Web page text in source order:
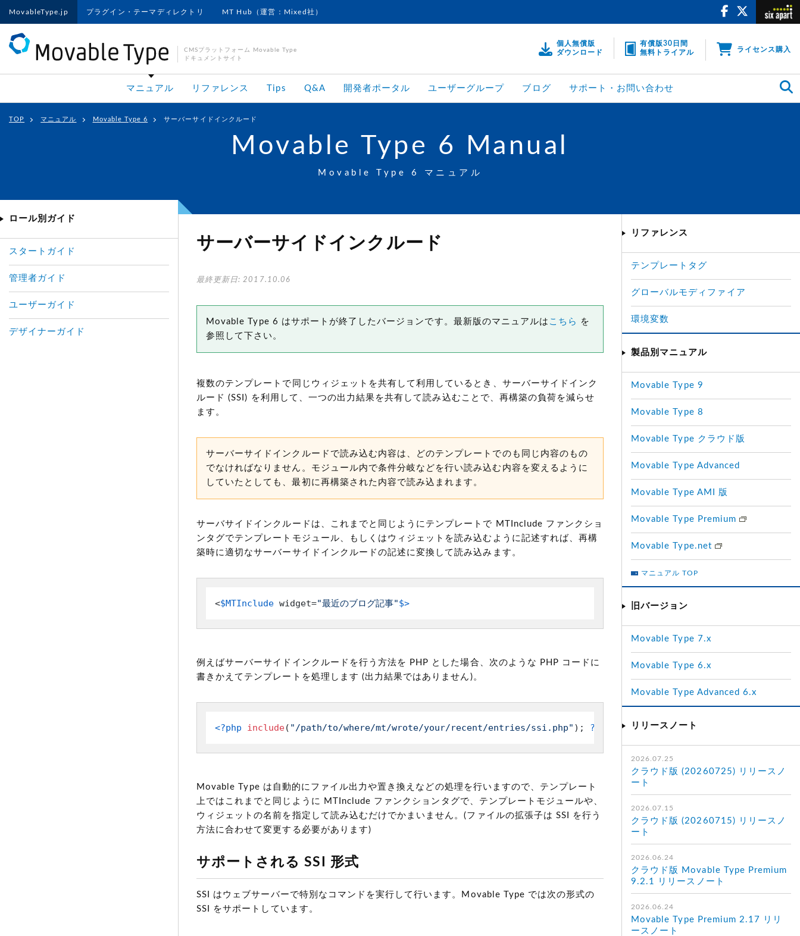
MovableType.jp プラグイン・テーマディレクトリ MT Hub（運営：Mixed社）
CMSプラットフォーム Movable Type
ドキュメントサイト
個人無償版
ダウンロード
有償版30日間
無料トライアル
ライセンス購入
マニュアル リファレンス Tips Q&A 開発者ポータル ユーザーグループ ブログ サポート・お問い合わせ
TOP マニュアル Movable Type 6 サーバーサイドインクルード
Movable Type 6 Manual
Movable Type 6 マニュアル
サーバーサイドインクルード
最終更新日: 2017.10.06
Movable Type 6 はサポートが終了したバージョンです。最新版のマニュアルは こちら
を
参照して下さい。
複数のテンプレートで同じウィジェットを共有して利用しているとき、サーバーサイドインク
ルード(SSI) を利用して、一つの出力結果を共有して読み込むことで、再構築の負荷を減らせ
ます。
サーバーサイドインクルードで読み込む内容は、どのテンプレートでのも同じ内容のもの
でなければなりません。モジュール内で条件分岐などを行い読み込む内容を変えるように
していたとしても、最初に再構築された内容で読み込まれます。
サーバサイドインクルードは、これまでと同じようにテンプレートで MTInclude ファンクショ
ンタグでテンプレートモジュール、もしくはウィジェットを読み込むように記述すれば、再構
築時に適切なサーバーサイドインクルードの記述に変換して読み込みます。
<$MTInclude widget="最近のブログ記事"$>
例えばサーバーサイドインクルードを行う方法を PHP とした場合、次のような PHP コードに
書きかえてテンプレートを処理します (出力結果ではありません)。
<?php include( "/path/to/where/mt/wrote/your/recent/entries/ssi.php" ); ?>
Movable Type は自動的にファイル出力や置き換えなどの処理を行いますので、テンプレート
上ではこれまでと同じように MTInclude ファンクションタグで、テンプレートモジュールや、
ウィジェットの名前を指定して読み込むだけでかまいません。(ファイルの拡張子は SSI を行う
方法に合わせて変更する必要があります)
サポートされる SSI 形式
SSI はウェブサーバーで特別なコマンドを実行して行います。Movable Type では次の形式の
SSI をサポートしています。
ロール別ガイド
スタートガイド
管理者ガイド
ユーザーガイド
デザイナーガイド
リファレンス
テンプレートタグ
グローバルモディファイア
環境変数
製品別マニュアル
Movable Type 9
Movable Type 8
Movable Type クラウド版
Movable Type Advanced
Movable Type AMI 版
Movable Type Premium
Movable Type.net
マニュアル TOP
旧バージョン
Movable Type 7.x
Movable Type 6.x
Movable Type Advanced 6.x
リリースノート
2026.07.25
クラウド版 (20260725) リリースノ
ート
2026.07.15
クラウド版 (20260715) リリースノ
ート
2026.06.24
クラウド版 Movable Type Premium
9.2.1 リリースノート
2026.06.24
Movable Type Premium 2.17 リリ
ースノート